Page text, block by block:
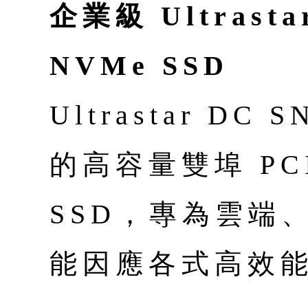
企業級
NVMe SSD
Ultrastar DC
的高容量雙埠
SSD，專為雲端
能因應各式高效